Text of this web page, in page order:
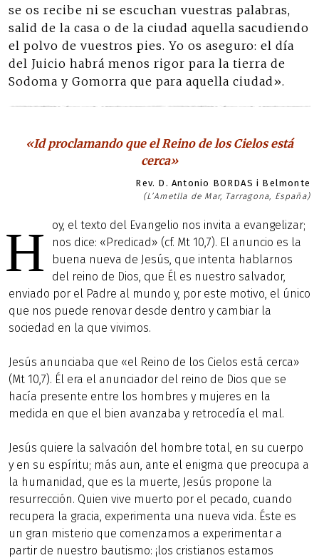
se os recibe ni se escuchan vuestras palabras,
salid de la casa o de la ciudad aquella sacudiendo
el polvo de vuestros pies. Yo os aseguro: el día
del Juicio habrá menos rigor para la tierra de
Sodoma y Gomorra que para aquella ciudad».
«Id proclamando que el Reino de los Cielos está
cerca»
Rev. D. Antonio BORDAS i Belmonte
(L’Ametlla de Mar, Tarragona, España)
H
oy, el texto del Evangelio nos invita a evangelizar;
nos dice: «Predicad» (cf. Mt 10,7). El anuncio es la
buena nueva de Jesús, que intenta hablarnos
del reino de Dios, que Él es nuestro salvador,
enviado por el Padre al mundo y, por este motivo, el único
que nos puede renovar desde dentro y cambiar la
sociedad en la que vivimos.
Jesús anunciaba que «el Reino de los Cielos está cerca»
(Mt 10,7). Él era el anunciador del reino de Dios que se
hacía presente entre los hombres y mujeres en la
medida en que el bien avanzaba y retrocedía el mal.
Jesús quiere la salvación del hombre total, en su cuerpo
y en su espíritu; más aun, ante el enigma que preocupa a
la humanidad, que es la muerte, Jesús propone la
resurrección. Quien vive muerto por el pecado, cuando
recupera la gracia, experimenta una nueva vida. Éste es
un gran misterio que comenzamos a experimentar a
partir de nuestro bautismo: ¡los cristianos estamos